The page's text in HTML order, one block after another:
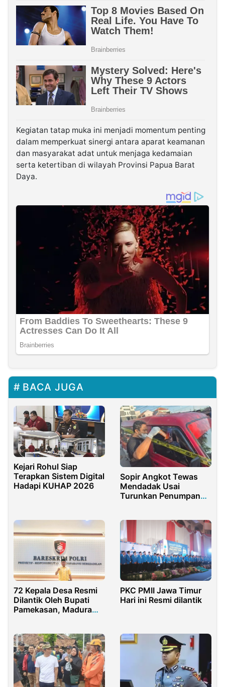
Kegiatan tatap muka ini menjadi momentum penting
dalam memperkuat sinergi antara aparat keamanan
dan masyarakat adat untuk menjaga kedamaian
serta ketertiban di wilayah Provinsi Papua Barat
Daya.
BACA JUGA
Kejari Rohul Siap
Terapkan Sistem Digital
Hadapi KUHAP 2026
Sopir Angkot Tewas
Mendadak Usai
Turunkan Penumpang
72 Kepala Desa Resmi
Dilantik Oleh Bupati
Pamekasan, Madura
PKC PMII Jawa Timur
Hari ini Resmi dilantik